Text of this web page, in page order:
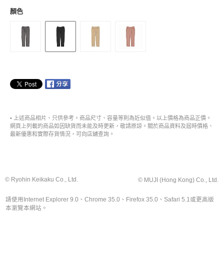
顏色
• 上述商品相片、只供參考。商品尺寸、容量等則為近似值。以上價格為商品正價。
網頁上列載的商品如因缺貨而未能及時更新，敬請原諒。關於商品資料及屆時價格、
最新優惠和實際存貨情況，可向店舖查詢。
© Ryohin Keikaku Co., Ltd. © MUJI (Hong Kong) Co., Ltd.
請使用Internet Explorer 9.0、Chrome 35.0、Firefox 35.0、Safari 5.1或更高版
本瀏覽本網站。